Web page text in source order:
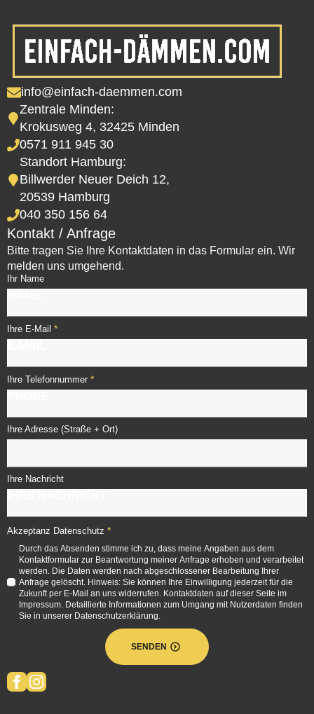
info@einfach-daemmen.com
Zentrale Minden:
Krokusweg 4, 32425 Minden
0571 911 945 30
Standort Hamburg:
Billwerder Neuer Deich 12,
20539 Hamburg
040 350 156 64
Kontakt / Anfrage
Bitte tragen Sie Ihre Kontaktdaten in das Formular ein. Wir
melden uns umgehend.
Ihr Name
Ihre E-Mail *
Ihre Telefonnummer *
Ihre Adresse (Straße + Ort)
Ihre Nachricht
Akzeptanz Datenschutz *
Durch das Absenden stimme ich zu, dass meine Angaben aus dem
Kontaktformular zur Beantwortung meiner Anfrage erhoben und verarbeitet
werden. Die Daten werden nach abgeschlossener Bearbeitung Ihrer
Anfrage gelöscht. Hinweis: Sie können Ihre Einwilligung jederzeit für die
Zukunft per E-Mail an uns widerrufen. Kontaktdaten auf dieser Seite im
Impressum. Detaillierte Informationen zum Umgang mit Nutzerdaten finden
Sie in unserer Datenschutzerklärung.
SENDEN